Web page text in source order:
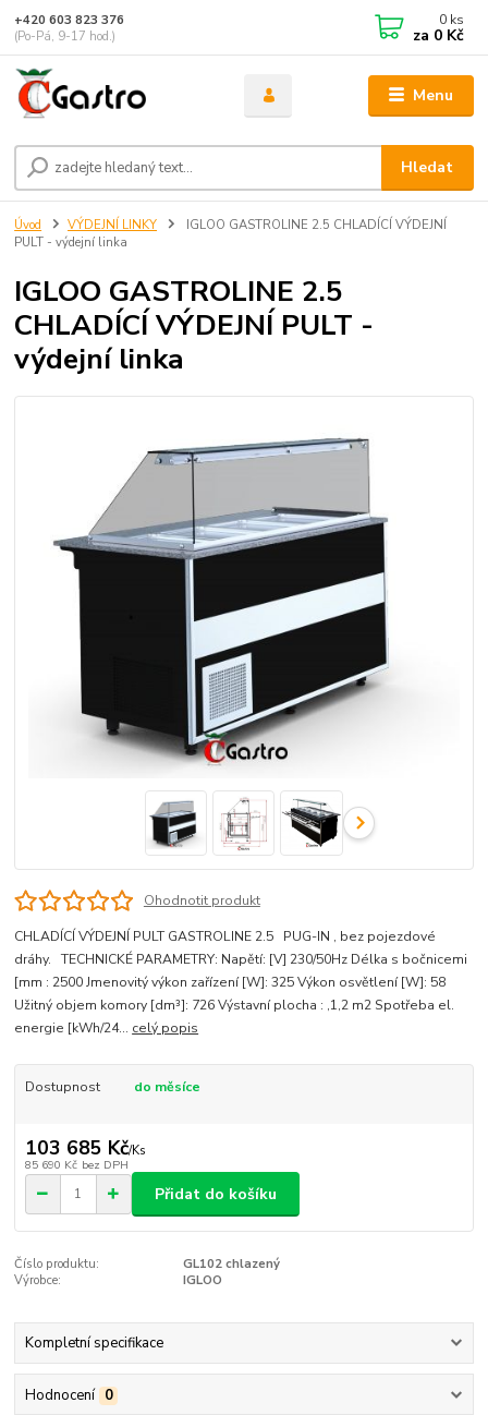
Menu
Hledat
+420 603 823 376
(Po-Pá, 9-17 hod.)
0 ks
za 0 Kč
Úvod VÝDEJNÍ LINKY
IGLOO GASTROLINE 2.5 CHLADÍCÍ VÝDEJNÍ
PULT - výdejní linka
IGLOO GASTROLINE 2.5
CHLADÍCÍ VÝDEJNÍ PULT -
výdejní linka
Ohodnotit produkt
CHLADÍCÍ VÝDEJNÍ PULT GASTROLINE 2.5 PUG-IN , bez pojezdové
dráhy. TECHNICKÉ PARAMETRY: Napětí: [V] 230/50Hz Délka s bočnicemi
[mm : 2500 Jmenovitý výkon zařízení [W]: 325 Výkon osvětlení [W]: 58
Užitný objem komory [dm³]: 726 Výstavní plocha : ,1,2 m2 Spotřeba el.
energie [kWh/24... celý popis
Dostupnost do měsíce
103 685 Kč/Ks
85 690 Kč bez DPH
Přidat do košíku
Číslo produktu:
GL102 chlazený
Výrobce:
IGLOO
Kompletní specifikace
Hodnocení 0